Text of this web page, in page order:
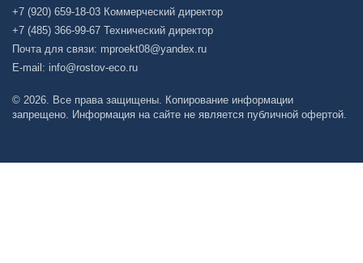
+7 (920) 659-18-03 Коммерческий директор
+7 (485) 366-99-67 Технический директор
Почта для связи: mproekt08@yandex.ru
E-mail: info@rostov-eco.ru
© 2026. Все права защищены. Копирование информации
запрещено. Информация на сайте не является публичной офертой.